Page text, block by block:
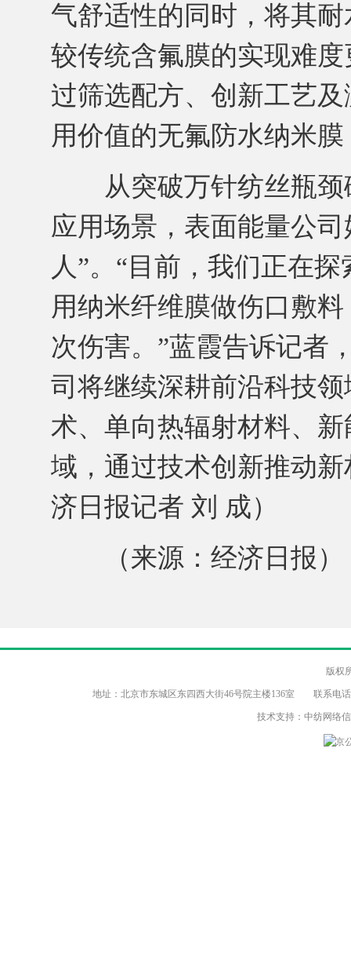
气舒适性的同时，将其
较传统含氟膜的实现难
过筛选配方、创新工艺
用价值的无氟防水纳米
从突破万针纺丝瓶颈
应用场景，表面能量公
人”。“目前，我们正在
用纳米纤维膜做伤口敷
次伤害。”蓝霞告诉记者
司将继续深耕前沿科技
术、单向热辐射材料、
域，通过技术创新推动
济日报记者 刘 成）
（来源：经济日报）
版权
地址：北京市东城区东四西大街46号院主楼136室 联系电
技术支持：中纺网络
京